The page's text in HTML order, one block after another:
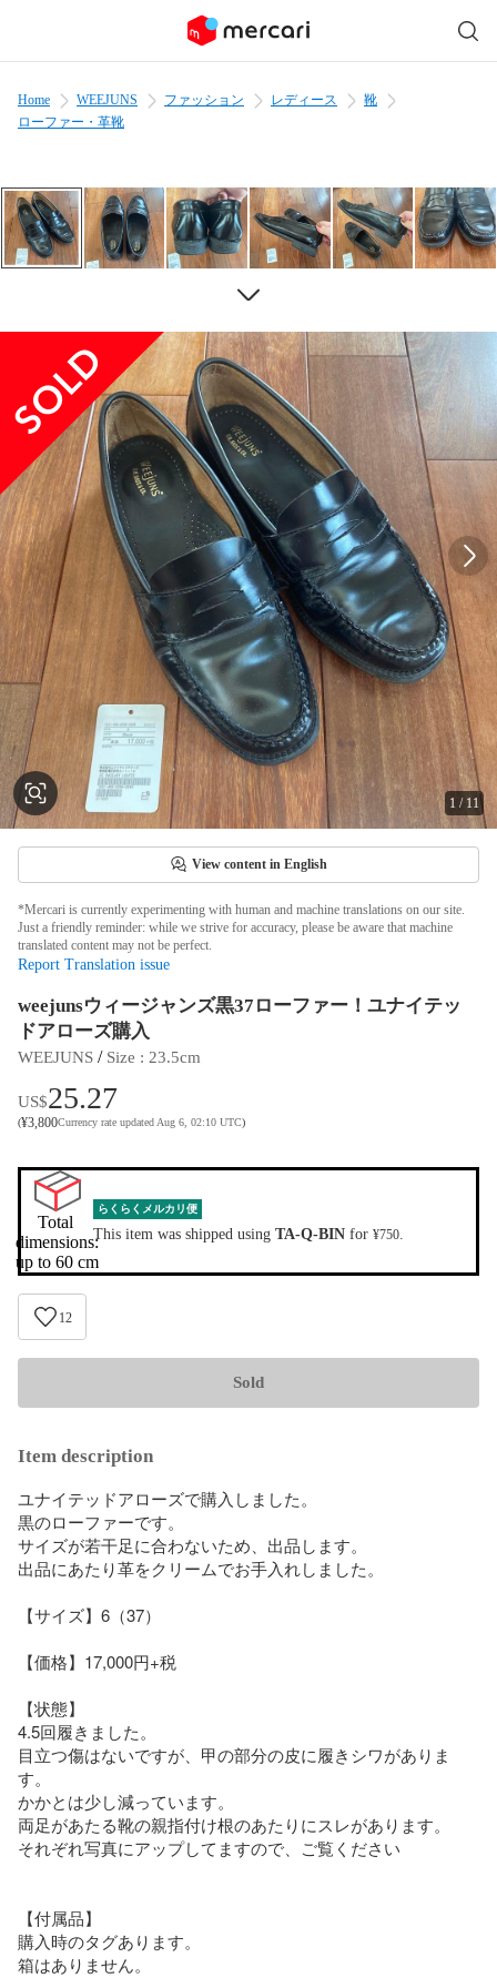
Home WEEJUNS ファッション レディース
靴
ローファー・革靴
1 / 11
View content in English
*Mercari is currently experimenting with human and machine translations on our site.
Just a friendly reminder: while we strive for accuracy, please be aware that machine
translated content may not be perfect.
Report Translation issue
weejunsウィージャンズ黒37ローファー！ユナイテッ
ドアローズ購入
WEEJUNS / Size : 23.5cm
US$25.27
(¥3,800Currency rate updated Aug 6, 02:10 UTC)
Total
dimensions:
up to 60 cm
らくらくメルカリ便
This item was shipped using TA-Q-BIN for ¥750.
12
Sold
Item description
ユナイテッドアローズで購入しました。
黒のローファーです。
サイズが若干足に合わないため、出品します。
出品にあたり革をクリームでお手入れしました。
【サイズ】6（37）
【価格】17,000円+税
【状態】
4.5回履きました。
目立つ傷はないですが、甲の部分の皮に履きシワがありま
す。
かかとは少し減っています。
両足があたる靴の親指付け根のあたりにスレがあります。
それぞれ写真にアップしてますので、ご覧ください
【付属品】
購入時のタグあります。
箱はありません。